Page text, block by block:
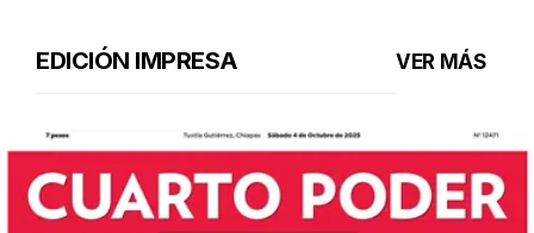
EDICIÓN IMPRESA VER MÁS